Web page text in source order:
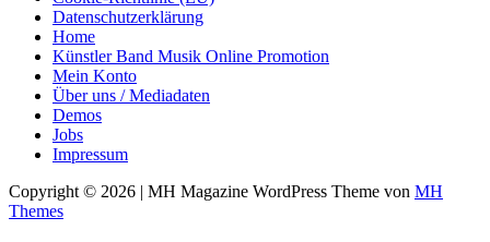
Datenschutzerklärung
Home
Künstler Band Musik Online Promotion
Mein Konto
Über uns / Mediadaten
Demos
Jobs
Impressum
Copyright © 2026 | MH Magazine WordPress Theme von MH
Themes